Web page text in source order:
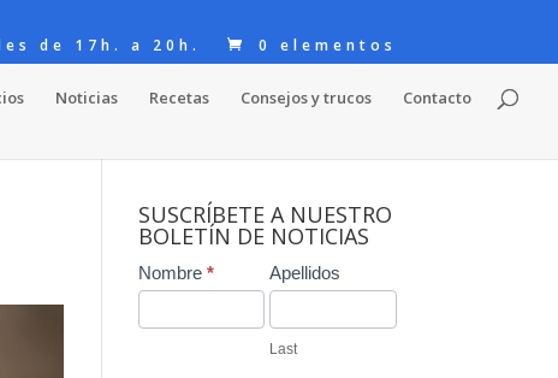
de 17h. a 20h.
0 elementos
Noticias Recetas Consejos y trucos Contacto
SUSCRÍBETE A NUESTRO
BOLETÍN DE NOTICIAS
Contact
Us
Nombre * Apellidos
Last